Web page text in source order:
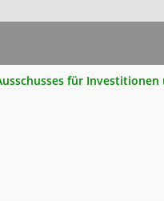
für Investitionen